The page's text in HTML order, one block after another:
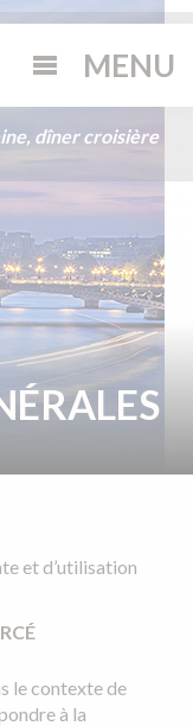
dîner croisière
et d’utilisation
É
le contexte de
à la